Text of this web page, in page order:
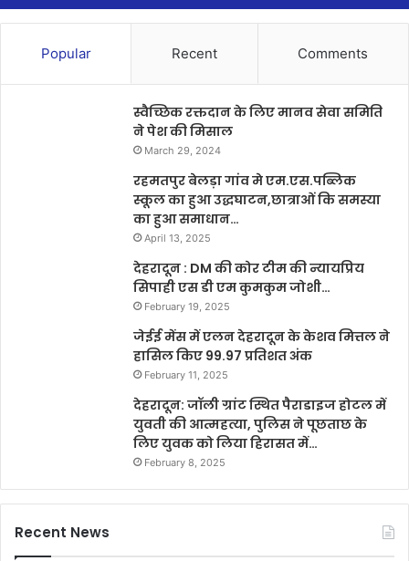
Popular Recent Comments
स्वैच्छिक रक्तदान के लिए मानव सेवा समिति
ने पेश की मिसाल
March 29, 2024
रहमतपुर बेलड़ा गांव मे एम.एस.पब्लिक
स्कूल का हुआ उद्धघाटन,छात्राओं कि समस्या
का हुआ समाधान…
April 13, 2025
देहरादून : DM की कोर टीम की न्यायप्रिय
सिपाही एस डी एम कुमकुम जोशी…
February 19, 2025
जेईई मेंस में एलन देहरादून के केशव मित्तल ने
हासिल किए 99.97 प्रतिशत अंक
February 11, 2025
देहरादून: जॉली ग्रांट स्थित पैराडाइज होटल में
युवती की आत्महत्या, पुलिस ने पूछताछ के
लिए युवक को लिया हिरासत में…
February 8, 2025
Recent News